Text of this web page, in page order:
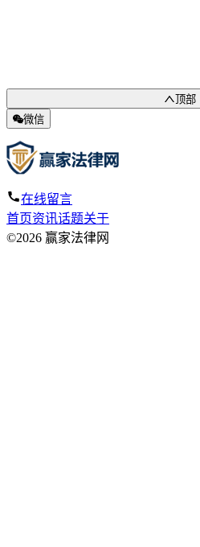
顶部
微信
在线留言
首页资讯话题关于
©2026 赢家法律网